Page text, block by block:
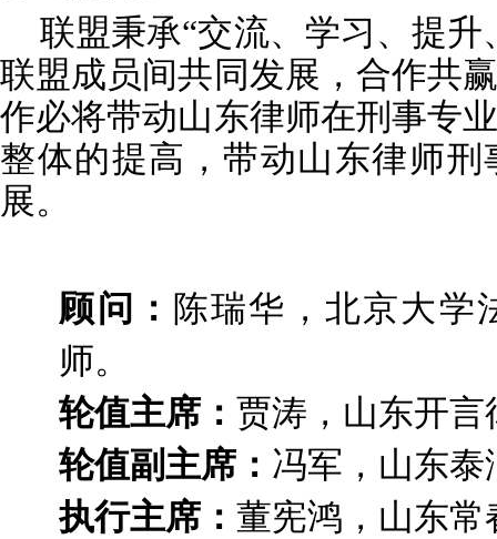
联盟秉承“交流、学习、提
联盟成员间共同发展，合作共
作必将带动山东律师在刑事专
整体的提高，带动山东律师
展。
顾问： 陈瑞华，北京大学
师。
轮值主席：贾涛，山东开
轮值副主席： 冯军，山东
执行主席：董宪鸿，山东